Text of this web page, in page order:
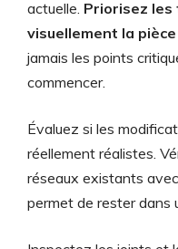
actuelle. Priorisez
visuellement la
jamais les points
commencer.
Évaluez si les
réellement réalistes.
réseaux existants
permet de rester dans